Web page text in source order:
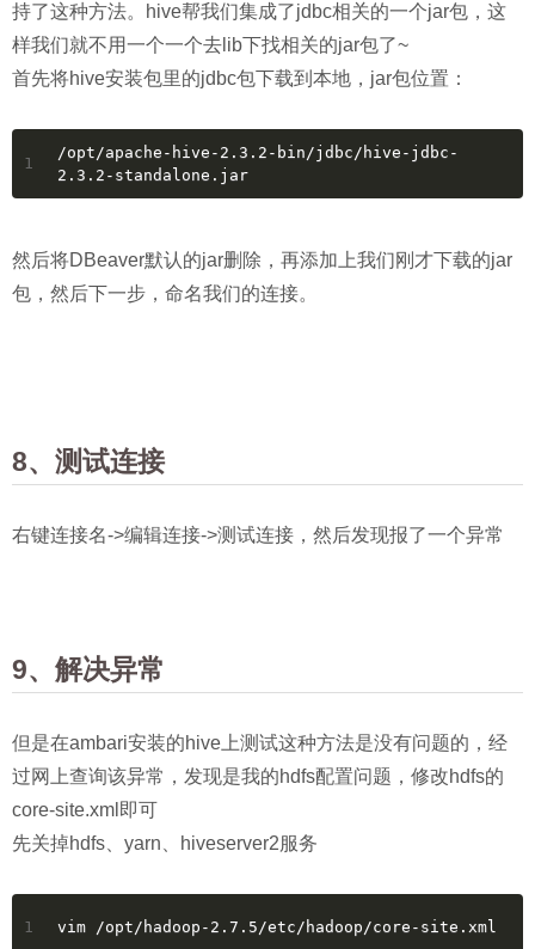
持了这种方法。hive帮我们集成了jdbc相关的一个jar包，这
样我们就不用一个一个去lib下找相关的jar包了~
首先将hive安装包里的jdbc包下载到本地，jar包位置：
1
/opt/apache-hive-2.3.2-bin/jdbc/hive-jdbc-
2.3.2-standalone.jar
然后将DBeaver默认的jar删除，再添加上我们刚才下载的jar
包，然后下一步，命名我们的连接。
8、测试连接
右键连接名->编辑连接->测试连接，然后发现报了一个异常
9、解决异常
但是在ambari安装的hive上测试这种方法是没有问题的，经
过网上查询该异常，发现是我的hdfs配置问题，修改hdfs的
core-site.xml即可
先关掉hdfs、yarn、hiveserver2服务
1 vim /opt/hadoop-2.7.5/etc/hadoop/core-site.xml